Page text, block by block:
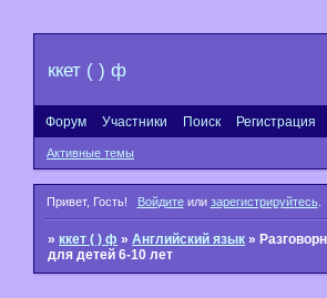
ккет ( ) ф
Форум Участники Поиск Регистрация
Активные темы
Привет, Гость! Войдитеили зарегистрируйтесь.
»ккет ( ) ф »Английский язык »
для детей 6-10 лет